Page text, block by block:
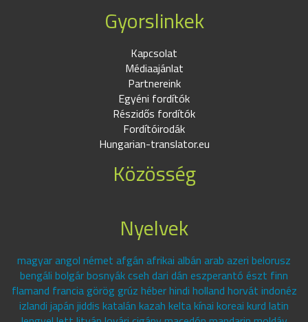
Gyorslinkek
Kapcsolat
Médiaajánlat
Partnereink
Egyéni fordítók
Részidős fordítók
Fordítóirodák
Hungarian-translator.eu
Közösség
Nyelvek
magyar angol német afgán afrikai albán arab azeri belorusz
bengáli bolgár bosnyák cseh dari dán eszperantó észt finn
flamand francia görög grúz héber hindi holland horvát indonéz
izlandi japán jiddis katalán kazah kelta kínai koreai kurd latin